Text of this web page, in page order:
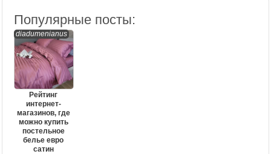
Популярные посты:
diadumenianus
Рейтинг
интернет-
магазинов, где
можно купить
постельное
белье евро
сатин